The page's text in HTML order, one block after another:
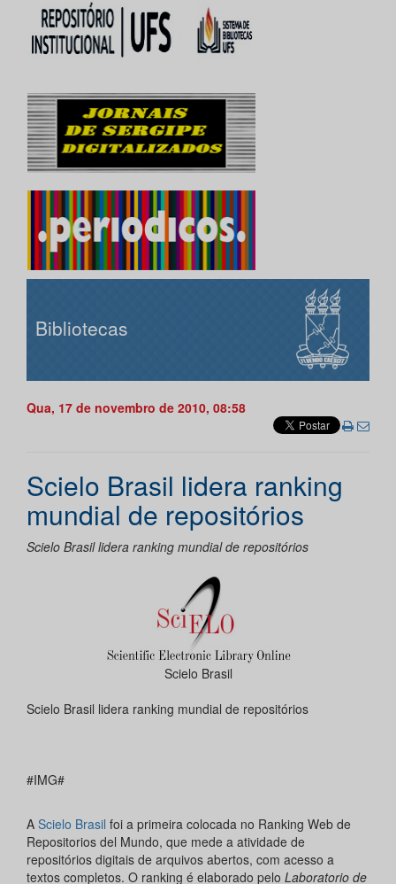
Bibliotecas
Qua, 17 de novembro de 2010, 08:58
Scielo Brasil lidera ranking
mundial de repositórios
Scielo Brasil lidera ranking mundial de repositórios
Scielo Brasil
Scielo Brasil lidera ranking mundial de repositórios
#IMG#
A Scielo Brasil foi a primeira colocada no Ranking Web de
Repositorios del Mundo, que mede a atividade de
repositórios digitais de arquivos abertos, com acesso a
textos completos. O ranking é elaborado pelo Laboratorio de